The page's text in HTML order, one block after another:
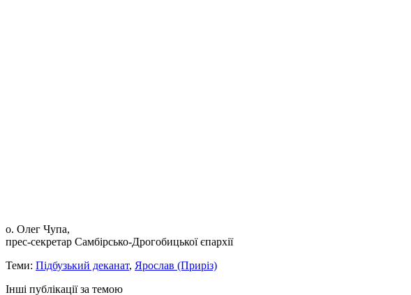
о. Олег Чупа,
прес-секретар Самбірсько-Дрогобицької єпархії
Теми: Підбузький деканат, Ярослав (Приріз)
Інші публікації за темою